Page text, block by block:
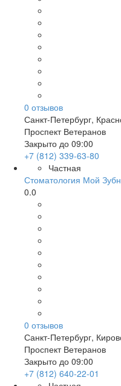
0 отзывов
Санкт-Петербург,
Проспект Ветеранов
Закрыто до 09:00
+7 (812) 339-63-80
Частная
Стоматология Мой
0.0
0 отзывов
Санкт-Петербург,
Проспект Ветеранов
Закрыто до 09:00
+7 (812) 640-22-01